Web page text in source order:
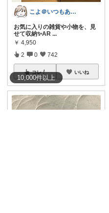
10,000件以上
こよ＠いつもありがとう✨
お気に入りの雑貨や小物を、見
せて収納✨AR ...
￥ 4,950
2 0 742
コレ いいね